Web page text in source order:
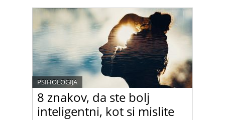
8 znakov, da ste bolj
inteligentni, kot si mislite
PSIHOLOGIJA